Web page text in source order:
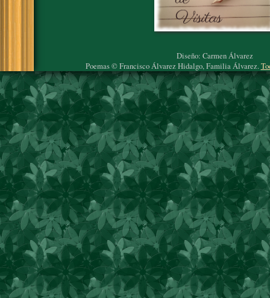
Diseño: Carmen Álvarez
Poemas © Francisco Álvarez Hidalgo, Familia Álvarez.